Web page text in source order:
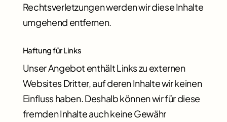
Rechtsverletzungen werden wir diese Inhalte
umgehend entfernen.
Haftung für Links
Unser Angebot enthält Links zu externen
Websites Dritter, auf deren Inhalte wir keinen
Einfluss haben. Deshalb können wir für diese
fremden Inhalte auch keine Gewähr